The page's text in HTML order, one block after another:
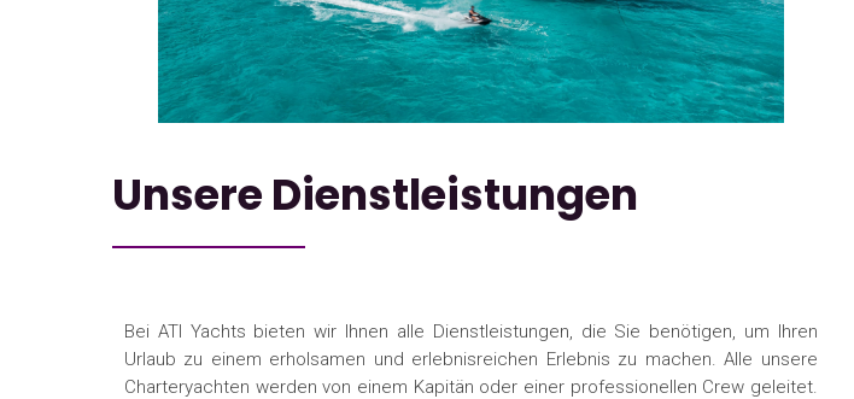
Unsere Dienstleistungen
Bei ATI Yachts bieten wir Ihnen alle Dienstleistungen, die Sie benötigen, um Ihren
Urlaub zu einem erholsamen und erlebnisreichen Erlebnis zu machen. Alle unsere
Charteryachten werden von einem Kapitän oder einer professionellen Crew geleitet.